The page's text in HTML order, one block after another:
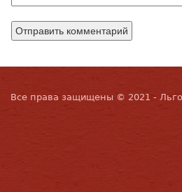
Все права защищены © 2021 -